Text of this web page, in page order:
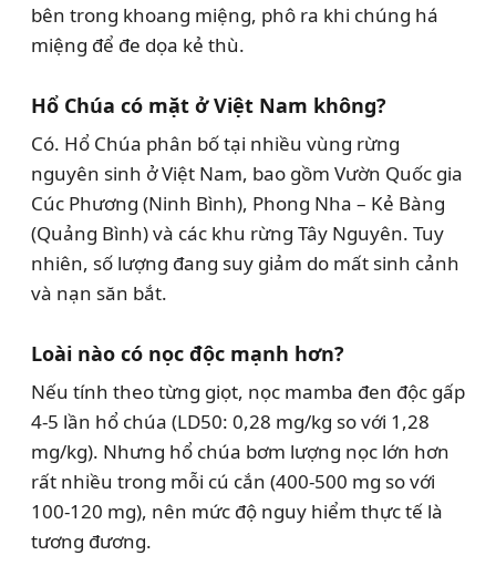
bên trong khoang miệng, phô ra khi chúng há
miệng để đe dọa kẻ thù.
Hổ Chúa có mặt ở Việt Nam không?
Có. Hổ Chúa phân bố tại nhiều vùng rừng
nguyên sinh ở Việt Nam, bao gồm Vườn Quốc gia
Cúc Phương (Ninh Bình), Phong Nha – Kẻ Bàng
(Quảng Bình) và các khu rừng Tây Nguyên. Tuy
nhiên, số lượng đang suy giảm do mất sinh cảnh
và nạn săn bắt.
Loài nào có nọc độc mạnh hơn?
Nếu tính theo từng giọt, nọc mamba đen độc gấp
4-5 lần hổ chúa (LD50: 0,28 mg/kg so với 1,28
mg/kg). Nhưng hổ chúa bơm lượng nọc lớn hơn
rất nhiều trong mỗi cú cắn (400-500 mg so với
100-120 mg), nên mức độ nguy hiểm thực tế là
tương đương.